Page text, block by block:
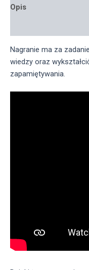
Opis
Nagranie ma za
wiedzy oraz
zapamiętywania.